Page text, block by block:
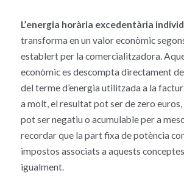
L’energia horària excedentària
transforma en un valor econòmic
establert per la comercialitzadora.
econòmic es descompta directament
del terme d’energia utilitzada a la
a molt, el resultat pot ser de zero euros,
pot ser negatiu o acumulable per a
recordar que la part fixa de potència
impostos associats a aquests
igualment.